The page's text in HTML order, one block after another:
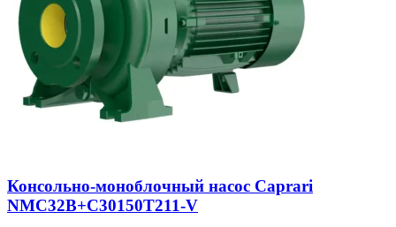
Консольно-моноблочный насос Caprari
NMC32B+C30150T211-V